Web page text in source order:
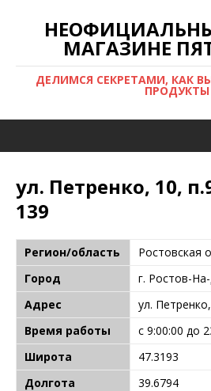
МАГАЗИНЕ
ДЕЛИМСЯ СЕКРЕТАМИ, КАК
ПРОДУКТЫ
ул. Петренко, 10,
139
Регион/область
Ростовская
Город
г. Ростов-
Адрес
ул.
Время работы
с 9:00:00 до
Широта
47.3193
Долгота
39.6794